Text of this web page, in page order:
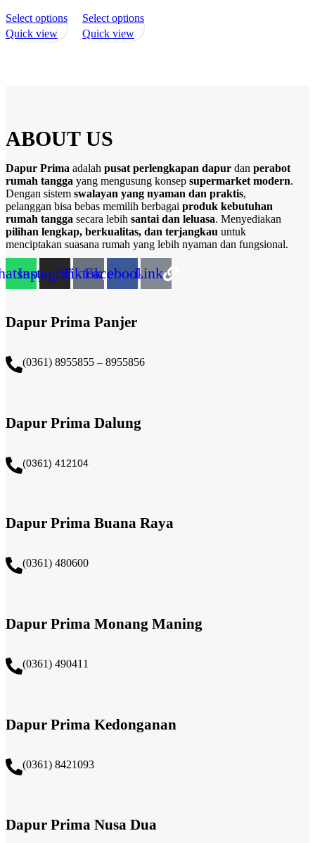
Select optionsThis
product
on
the
product
page
Quick view
Select optionsThis
on
the
product
page
Quick view
ABOUT US
Dapur Prima adalah pusat perlengkapan dapur dan perabot
rumah tangga yang mengusung konsep supermarket modern.
Dengan sistem swalayan yang nyaman dan praktis,
pelanggan bisa bebas memilih berbagai produk kebutuhan
rumah tangga secara lebih santai dan leluasa. Menyediakan
pilihan lengkap, berkualitas, dan terjangkau untuk
menciptakan suasana rumah yang lebih nyaman dan fungsional.
InstagramTiktokFacebookLink
Dapur Prima Panjer
(0361) 8955855 – 8955856​
Dapur Prima Dalung
(0361) 412104
Dapur Prima Buana Raya
(0361) 480600
Dapur Prima Monang Maning
(0361) 490411​
Dapur Prima Kedonganan
(0361) 8421093
Dapur Prima Nusa Dua